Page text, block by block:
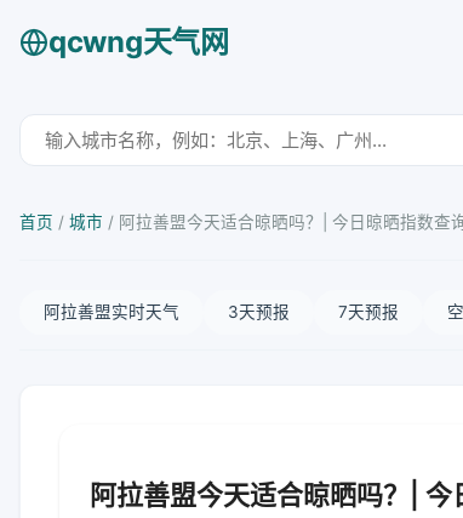
qcwng天气网
首页 / 城市 / 阿拉善盟今天适合晾晒吗？| 今日晾晒指数查
阿拉善盟实时天气 3天预报 7天预报
阿拉善盟今天适合晾晒吗？| 今